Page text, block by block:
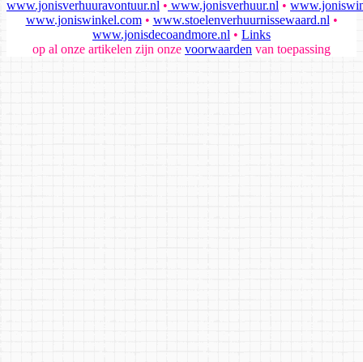
www.jonisverhuuravontuur.nl • www.jonisverhuur.nl •
www.joniswinkel.com• www.stoelenverhuurnissewaard.nl•
www.jonisdecoandmore.nl • Links
op al onze artikelen zijn onze voorwaarden van toepassing